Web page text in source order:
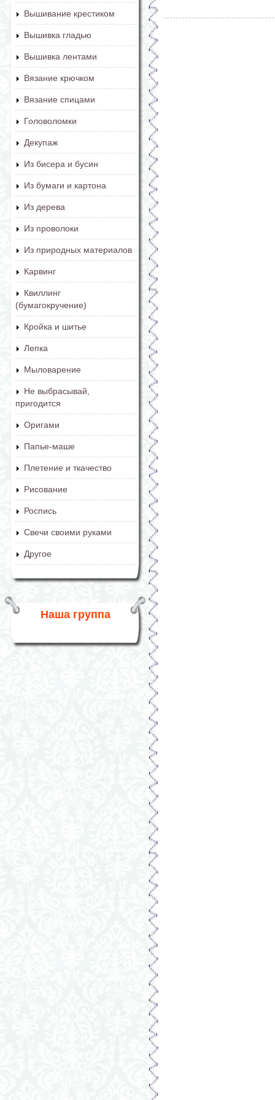
Вышивание крестиком
Вышивка гладью
Вышивка лентами
Вязание крючком
Вязание спицами
Головоломки
Декупаж
Из бисера и бусин
Из бумаги и картона
Из дерева
Из проволоки
Из природных материалов
Карвинг
Квиллинг
(бумагокручение)
Кройка и шитье
Лепка
Мыловарение
Не выбрасывай,
пригодится
Оригами
Папье-маше
Плетение и ткачество
Рисование
Роспись
Свечи своими руками
Другое
Наша группа